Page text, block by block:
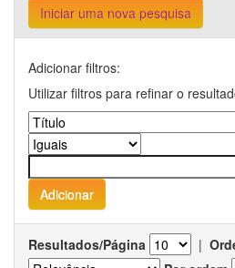
Iniciar uma nova pesquisa
Adicionar filtros:
Utilizar filtros para refinar o
Resultados/Página |